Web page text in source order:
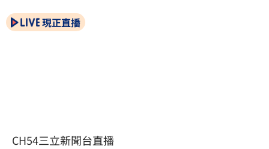
現正直播
CH54三立新聞台直播